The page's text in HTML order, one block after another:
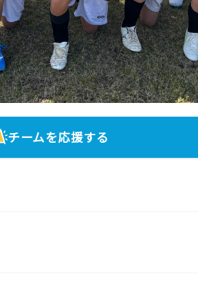
チームを応援する